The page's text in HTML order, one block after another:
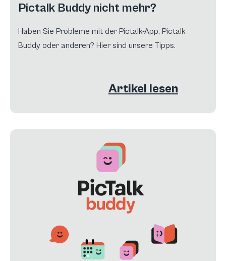
Pictalk Buddy nicht mehr?
Haben Sie Probleme mit der Pictalk-App, Pictalk
Buddy oder anderen? Hier sind unsere Tipps.
Artikel lesen